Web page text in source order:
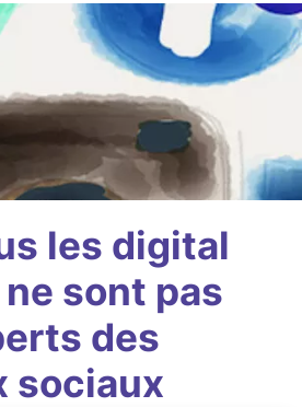
les digital
sont pas
des
sociaux